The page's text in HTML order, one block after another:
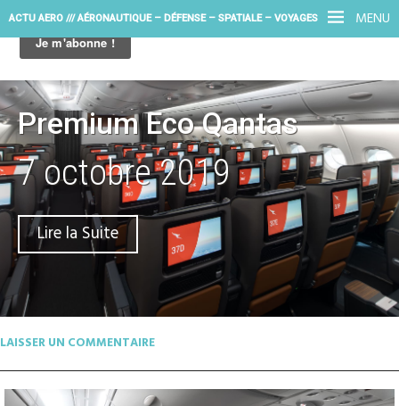
MENU
ACTU AERO /// AÉRONAUTIQUE – DÉFENSE – SPATIALE – VOYAGES
Premium Eco Qantas
7 octobre 2019
Lire la Suite
LAISSER UN COMMENTAIRE